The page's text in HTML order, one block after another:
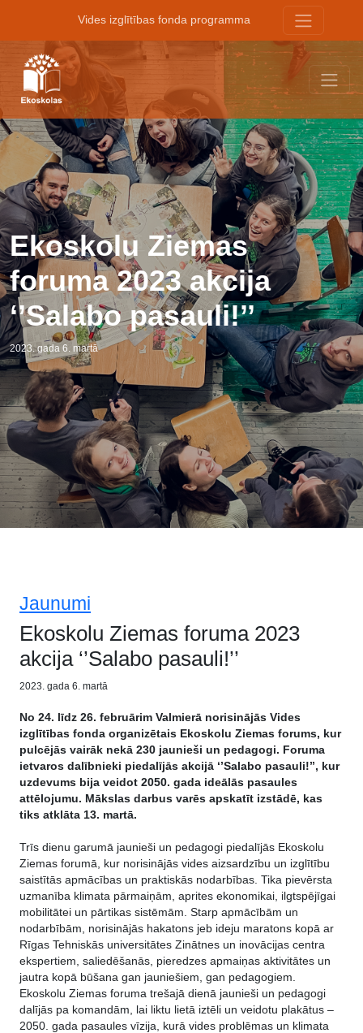
Vides izglītības fonda programma
Ekoskolu Ziemas
foruma 2023 akcija
‘’Salabo pasauli!’’
2023. gada 6. martā
Jaunumi
Ekoskolu Ziemas foruma 2023
akcija ‘’Salabo pasauli!’’
2023. gada 6. martā
No 24. līdz 26. februārim Valmierā norisinājās Vides
izglītības fonda organizētais Ekoskolu Ziemas forums, kur
pulcējās vairāk nekā 230 jaunieši un pedagogi. Foruma
ietvaros dalībnieki piedalījās akcijā ‘’Salabo pasauli!’’, kur
uzdevums bija veidot 2050. gada ideālās pasaules
attēlojumu. Mākslas darbus varēs apskatīt izstādē, kas
tiks atklāta 13. martā.
Trīs dienu garumā jaunieši un pedagogi piedalījās Ekoskolu
Ziemas forumā, kur norisinājās vides aizsardzību un izglītību
saistītās apmācības un praktiskās nodarbības. Tika pievērsta
uzmanība klimata pārmaiņām, aprites ekonomikai, ilgtspējīgai
mobilitātei un pārtikas sistēmām. Starp apmācībām un
nodarbībām, norisinājās hakatons jeb ideju maratons kopā ar
Rīgas Tehniskās universitātes Zinātnes un inovācijas centra
ekspertiem, saliedēšanās, pieredzes apmaiņas aktivitātes un
jautra kopā būšana gan jauniešiem, gan pedagogiem.
Ekoskolu Ziemas foruma trešajā dienā jaunieši un pedagogi
dalījās pa komandām, lai liktu lietā iztēli un veidotu plakātus –
2050. gada pasaules vīzija, kurā vides problēmas un klimata